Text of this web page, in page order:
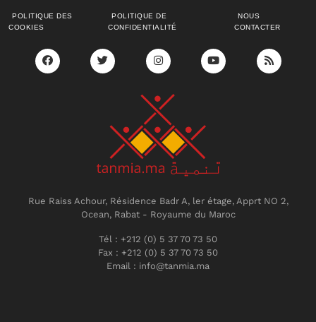
POLITIQUE DES
COOKIES
POLITIQUE DE
CONFIDENTIALITÉ
NOUS
CONTACTER
Rue Raiss Achour, Résidence Badr A, ler étage, Apprt NO 2,
Ocean, Rabat - Royaume du Maroc
Tél : +212 (0) 5 37 70 73 50
Fax : +212 (0) 5 37 70 73 50
Email : info@tanmia.ma